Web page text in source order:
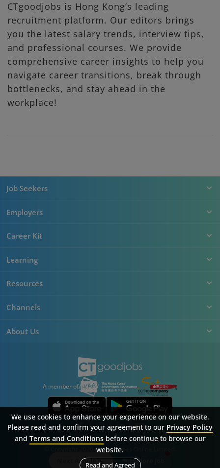
Next Article Explore Job
CTgoodjobs is Hong Kong’s leading
recruitment platform. Our editors brings
you the latest salary trends, interview tips,
and professional courses. We provide
comprehensive career insights to help you
navigate career transitions, break through
bottlenecks, and stay ahead in the
workplace!
Job Seekers
Employers
Career Kit
Learning
Resources
Channels
About Us
A member of
© Copyright 2026 Career Times Online Limited.
All rights reserved.
SitemapFAQPrivacy PolicyTerms & Conditions
We use cookies to enhance your experience on our website.
Please read and confirm your agreement to our Privacy Policy
and Terms and Conditionsbefore continue to browse our
website.
Read and Agreed